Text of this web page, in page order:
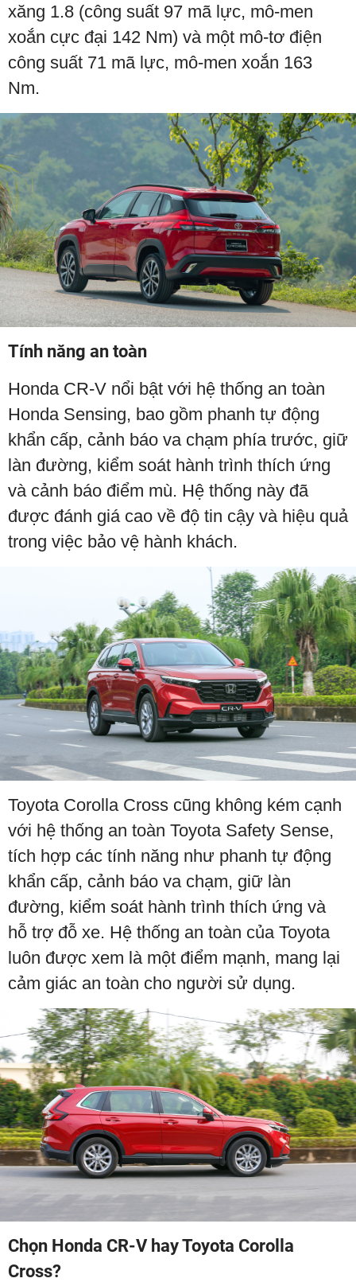
xăng 1.8 (công suất 97 mã lực, mô-men
xoắn cực đại 142 Nm) và một mô-tơ điện
công suất 71 mã lực, mô-men xoắn 163
Nm.
Tính năng an toàn
Honda CR-V nổi bật với hệ thống an toàn
Honda Sensing, bao gồm phanh tự động
khẩn cấp, cảnh báo va chạm phía trước, giữ
làn đường, kiểm soát hành trình thích ứng
và cảnh báo điểm mù. Hệ thống này đã
được đánh giá cao về độ tin cậy và hiệu quả
trong việc bảo vệ hành khách.
Toyota Corolla Cross cũng không kém cạnh
với hệ thống an toàn Toyota Safety Sense,
tích hợp các tính năng như phanh tự động
khẩn cấp, cảnh báo va chạm, giữ làn
đường, kiểm soát hành trình thích ứng và
hỗ trợ đỗ xe. Hệ thống an toàn của Toyota
luôn được xem là một điểm mạnh, mang lại
cảm giác an toàn cho người sử dụng.
Chọn Honda CR-V hay Toyota Corolla
Cross?